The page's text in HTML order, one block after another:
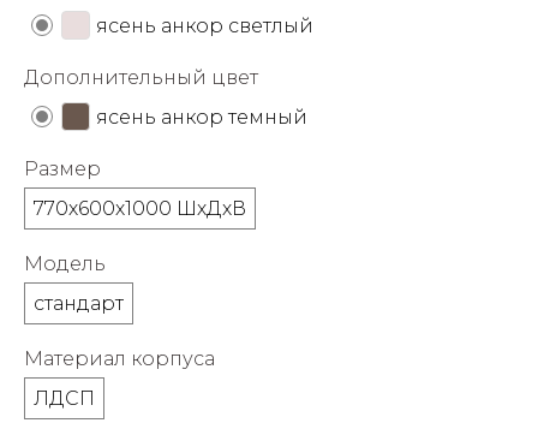
ясень анкор светлый
Дополнительный цвет
ясень анкор темный
Размер
770х600х1000 ШхДхВ
Модель
стандарт
Материал корпуса
ЛДСП
об оплате Плайтом
plait.ru